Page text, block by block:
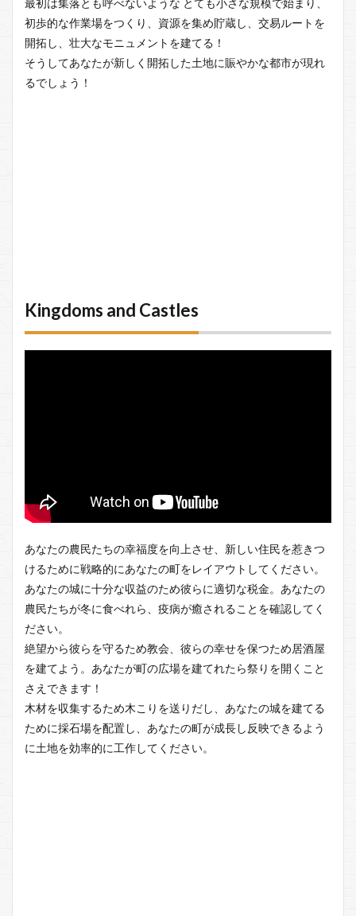
初歩的な作業場をつくり、資源を集め貯蔵し、交易ルートを
開拓し、壮大なモニュメントを建てる！
そうしてあなたが新しく開拓した土地に賑やかな都市が現れ
るでしょう！
Kingdoms and Castles
あなたの農民たちの幸福度を向上させ、新しい住民を惹きつ
けるために戦略的にあなたの町をレイアウトしてください。
あなたの城に十分な収益のため彼らに適切な税金。あなたの
農民たちが冬に食べれら、疫病が癒されることを確認してく
ださい。
絶望から彼らを守るため教会、彼らの幸せを保つため居酒屋
を建てよう。あなたが町の広場を建てれたら祭りを開くこと
さえできます！
木材を収集するため木こりを送りだし、あなたの城を建てる
ために採石場を配置し、あなたの町が成長し反映できるよう
に土地を効率的に工作してください。